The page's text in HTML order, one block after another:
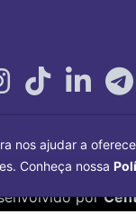
por
nos ajudar a
Conheça nossa